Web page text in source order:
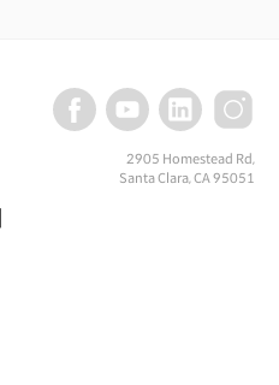
2905 Homestead Rd,
Santa Clara, CA 95051